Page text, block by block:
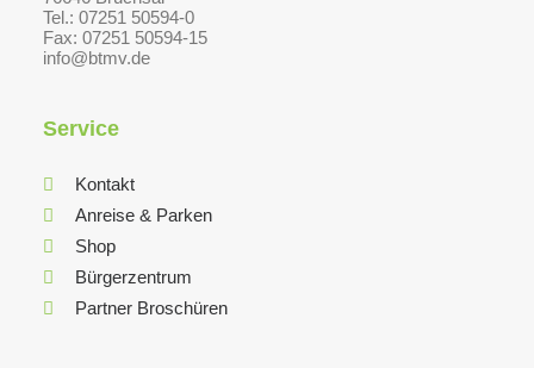
Tel.: 07251 50594-0
Fax: 07251 50594-15
info@btmv.de
Service
Kontakt
Anreise & Parken
Shop
Bürgerzentrum
Partner Broschüren